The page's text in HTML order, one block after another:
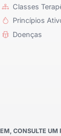
Classes
Princípios
Doenças
CONSULTE UM